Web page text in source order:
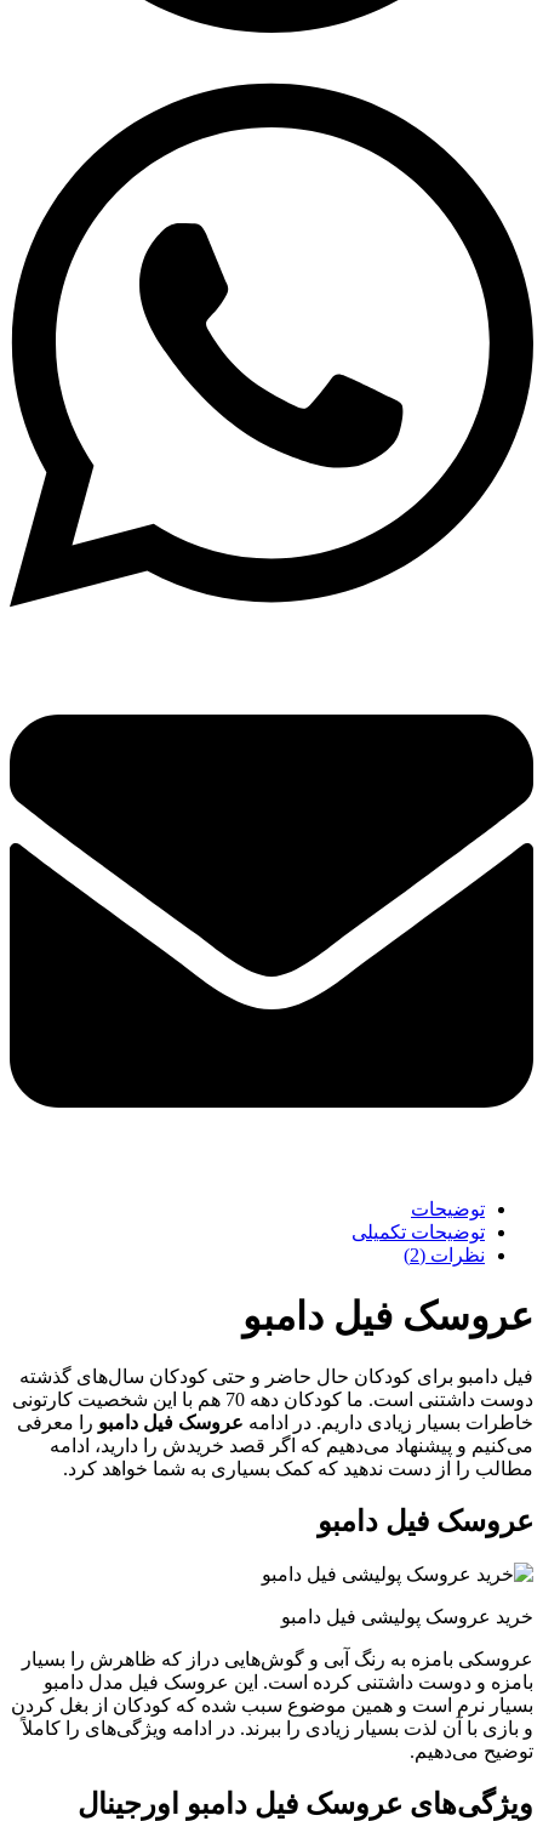
توضیحات
توضیحات تکمیلی
نظرات (2)
عروسک فیل دامبو
فیل دامبو برای کودکان حال حاضر و حتی کودکان سال‌های گذشته
دوست داشتنی است. ما کودکان دهه 70 هم با این شخصیت کارتونی
خاطرات بسیار زیادی داریم. در ادامه عروسک فیل دامبو را معرفی
می‌کنیم و پیشنهاد می‌دهیم که اگر قصد خریدش را دارید، ادامه
مطالب را از دست ندهید که کمک بسیاری به شما خواهد کرد.
عروسک فیل دامبو
خرید عروسک پولیشی فیل دامبو
عروسکی بامزه به رنگ آبی و گوش‌هایی دراز که ظاهرش را بسیار
بامزه و دوست داشتنی کرده است. این عروسک فیل مدل دامبو
بسیار نرم است و همین موضوع سبب شده که کودکان از بغل کردن
و بازی با آن لذت بسیار زیادی را ببرند. در ادامه ویژگی‌های را کاملاً
توضیح می‌دهیم.
ویژگی‌های عروسک فیل دامبو اورجینال